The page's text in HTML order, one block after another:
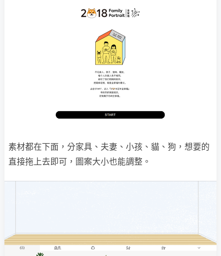
素材都在下面，分家具、夫妻、小孩、貓、狗，想要的
直接拖上去即可，圖案大小也能調整。